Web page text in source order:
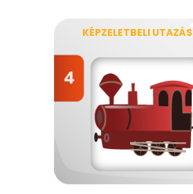
KÉPZELETBELI UTAZÁS